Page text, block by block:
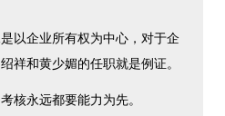
以企业所有权为中心，对于企
祥和黄少媚的任职就是例证。
核永远都要能力为先。